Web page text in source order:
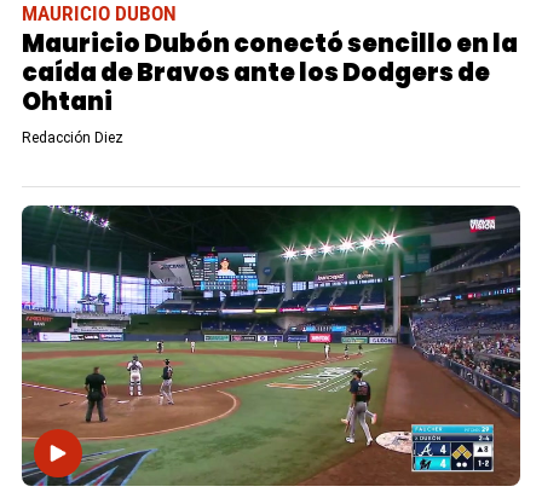
MAURICIO DUBON
Mauricio Dubón conectó sencillo en la
caída de Bravos ante los Dodgers de
Ohtani
Redacción Diez